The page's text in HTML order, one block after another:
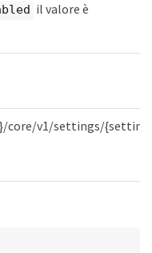
il valore è
core/v1/settings/